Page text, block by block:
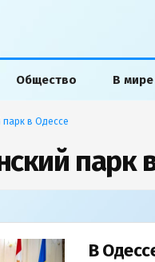
Общество В мире
в Одессе
парк
В